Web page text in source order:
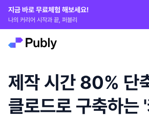
지금 바로 무료체험 해보세요!
나의 커리어 시작과 끝, 퍼블리
제작 시간 80% 단
클로드로 구축하는